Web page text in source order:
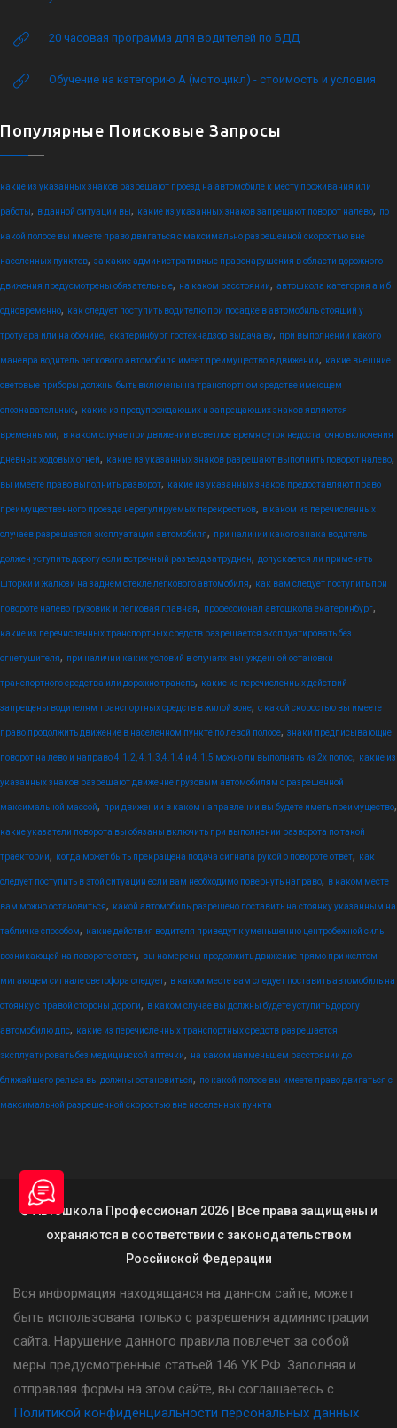
20 часовая программа для водителей по БДД
Обучение на категорию А (мотоцикл) - стоимость и условия
Популярные Поисковые Запросы
какие из указанных знаков разрешают проезд на автомобиле к месту проживания или
работы, в данной ситуации вы, какие из указанных знаков запрещают поворот налево, по
какой полосе вы имеете право двигаться с максимально разрешенной скоростью вне
населенных пунктов, за какие административные правонарушения в области дорожного
движения предусмотрены обязательные, на каком расстоянии, автошкола категория а и б
одновременно, как следует поступить водителю при посадке в автомобиль стоящий у
тротуара или на обочине, екатеринбург гостехнадзор выдача ву, при выполнении какого
маневра водитель легкового автомобиля имеет преимущество в движении, какие внешние
световые приборы должны быть включены на транспортном средстве имеющем
опознавательные, какие из предупреждающих и запрещающих знаков являются
временными, в каком случае при движении в светлое время суток недостаточно включения
дневных ходовых огней, какие из указанных знаков разрешают выполнить поворот налево,
вы имеете право выполнить разворот, какие из указанных знаков предоставляют право
преимущественного проезда нерегулируемых перекрестков, в каком из перечисленных
случаев разрешается эксплуатация автомобиля, при наличии какого знака водитель
должен уступить дорогу если встречный разъезд затруднен, допускается ли применять
шторки и жалюзи на заднем стекле легкового автомобиля, как вам следует поступить при
повороте налево грузовик и легковая главная, профессионал автошкола екатеринбург,
какие из перечисленных транспортных средств разрешается эксплуатировать без
огнетушителя, при наличии каких условий в случаях вынужденной остановки
транспортного средства или дорожно транспо, какие из перечисленных действий
запрещены водителям транспортных средств в жилой зоне, с какой скоростью вы имеете
право продолжить движение в населенном пункте по левой полосе, знаки предписывающие
поворот на лево и направо 4.1.2, 4.1.3,4.1.4 и 4.1.5 можно ли выполнять из 2х полос, какие из
указанных знаков разрешают движение грузовым автомобилям с разрешенной
максимальной массой, при движении в каком направлении вы будете иметь преимущество,
какие указатели поворота вы обязаны включить при выполнении разворота по такой
траектории, когда может быть прекращена подача сигнала рукой о повороте ответ, как
следует поступить в этой ситуации если вам необходимо повернуть направо, в каком месте
вам можно остановиться, какой автомобиль разрешено поставить на стоянку указанным на
табличке способом, какие действия водителя приведут к уменьшению центробежной силы
возникающей на повороте ответ, вы намерены продолжить движение прямо при желтом
мигающем сигнале светофора следует, в каком месте вам следует поставить автомобиль на
стоянку с правой стороны дороги, в каком случае вы должны будете уступить дорогу
автомобилю дпс, какие из перечисленных транспортных средств разрешается
эксплуатировать без медицинской аптечки, на каком наименьшем расстоянии до
ближайшего рельса вы должны остановиться, по какой полосе вы имеете право двигаться с
максимальной разрешенной скоростью вне населенных пункта
© Автошкола Профессионал 2026 | Все права защищены и
охраняются в соответствии с законодательством
Россйиской Федерации
Вся информация находящаяся на данном сайте, может
быть использована только с разрешения администрации
сайта. Нарушение данного правила повлечет за собой
меры предусмотренные статьей 146 УК РФ. Заполняя и
отправляя формы на этом сайте, вы соглашаетесь с
Политикой конфиденциальности персональных данных